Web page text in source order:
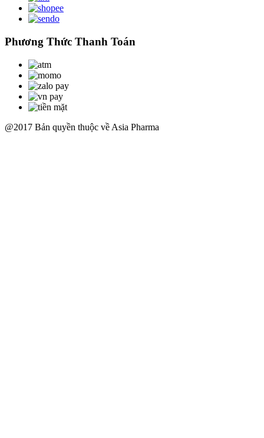
Phương Thức Thanh Toán
@2017 Bản quyền thuộc về Asia Pharma